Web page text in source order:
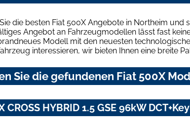
die besten Fiat 500X Angebote in Northeim und
Angebot an Fahrzeugmodellen lässt fast
Modell mit den neuesten
interessieren, wir bieten Ihnen eine breite
Sie die gefundenen Fiat 500X
CROSS HYBRID 1.5 GSE 96kW